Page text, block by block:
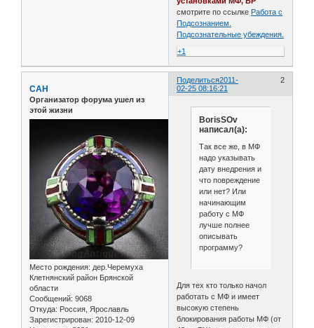
смотрите по ссылке Работа с
Подсознанием.
Подсознательные убеждения.
+1
Поделиться 2
2011-
02-25 08:16:21
САН
Организатор форума ушел из
этой жизни
Место рождения: дер.Черемуха
Клетнянский район Брянской
области
Сообщений: 9068
Откуда: Россия, Ярославль
Зарегистрирован: 2010-12-09
BorisSOv
написал(а):
Так все же, в МФ
надо указывать
дату внедрения и
что повреждение
или нет? Или
начинающим
работу с МФ
лучше полнее
описывать
программу?
Для тех кто только начол
работать с МФ и имеет
высокую степень
блокирования работы МФ (от